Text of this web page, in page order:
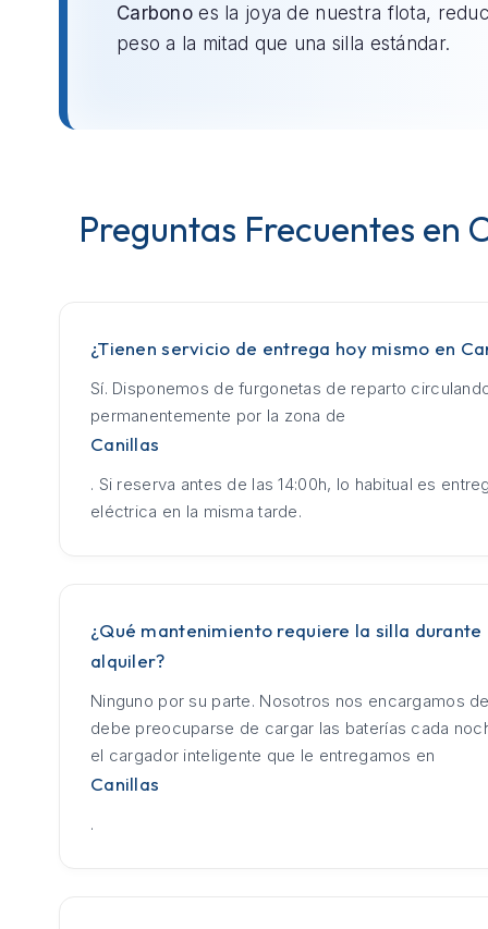
Carbono es la joya de nuestra flota,
peso a la mitad que una silla estándar.
Preguntas Frecuentes en
¿Tienen servicio de entrega hoy mismo en
Sí. Disponemos de furgonetas de reparto
permanentemente por la zona de
Canillas
. Si reserva antes de las 14:00h, lo habitual es
eléctrica en la misma tarde.
¿Qué mantenimiento requiere la silla durante
alquiler?
Ninguno por su parte. Nosotros nos encargamos
debe preocuparse de cargar las baterías cada
el cargador inteligente que le entregamos en
Canillas
.